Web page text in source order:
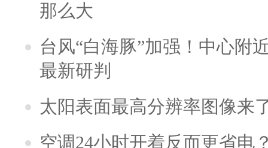
那么大
台风“白海豚”加强！中心附
最新研判
太阳表面最高分辨率图像来
空调24小时开着反而更省电